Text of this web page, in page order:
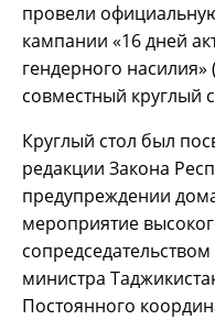
провели
кампании «16 дней
гендерного
совместный круглый
Круглый стол был
редакции Закона
предупреждении
мероприятие
министра
Постоянного